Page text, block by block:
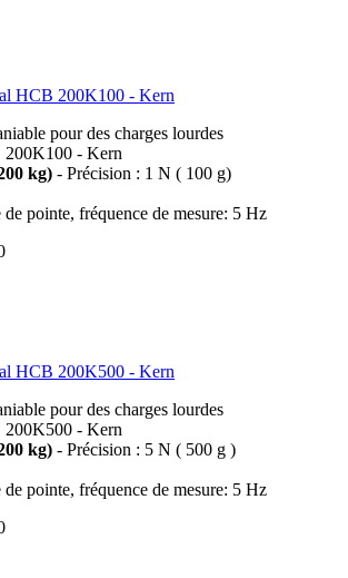
HCB 200K100 - Kern
pour des charges lourdes
200K100 - Kern
kg) - Précision : 1 N ( 100 g)
pointe, fréquence de mesure: 5 Hz
HCB 200K500 - Kern
pour des charges lourdes
200K500 - Kern
kg) - Précision : 5 N ( 500 g )
pointe, fréquence de mesure: 5 Hz